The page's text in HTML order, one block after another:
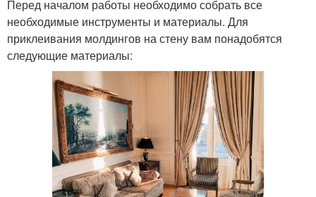
Перед началом работы необходимо собрать все
необходимые инструменты и материалы. Для
приклеивания молдингов на стену вам понадобятся
следующие материалы: